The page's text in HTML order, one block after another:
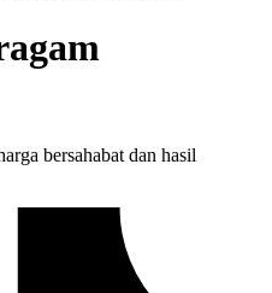
bersahabat dan hasil